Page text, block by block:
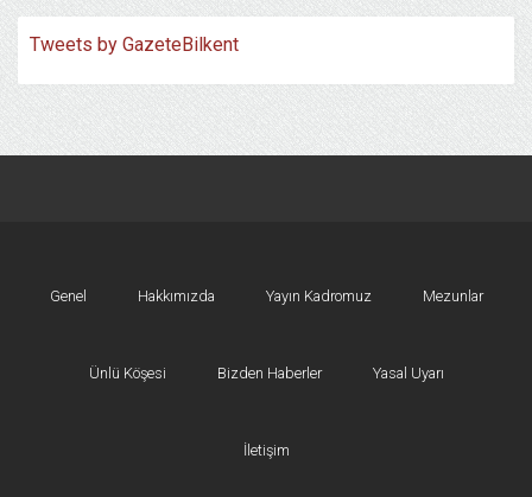
Tweets by GazeteBilkent
Genel Hakkımızda Yayın Kadromuz Mezunlar
Ünlü Köşesi Bizden Haberler Yasal Uyarı
İletişim